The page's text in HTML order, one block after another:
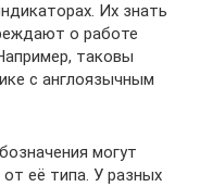
Их знать
о работе
таковы
с англоязычным
могут
её типа. У разных